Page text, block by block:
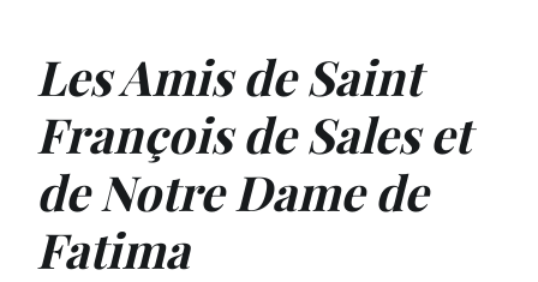
Les Amis de Saint
François de Sales et
de Notre Dame de
Fatima